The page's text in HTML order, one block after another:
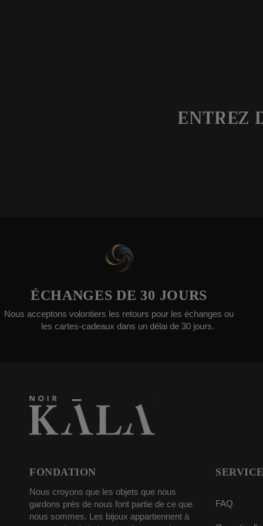
ENTREZ
DE 30 JOURS
volontiers les retours pour les échanges ou
cartes-cadeaux dans un délai de 30 jours.
FONDATION
Nous croyons que les objets que nous
gardons près de nous font partie de ce que
nous sommes. Les bijoux appartiennent à
FAQ